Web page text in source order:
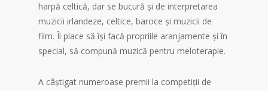
harpă celtică, dar se bucură și de interpretarea
muzicii irlandeze, celtice, baroce și muzicii de
film. Îi place să își facă propriile aranjamente și în
special, să compună muzică pentru meloterapie.
A câștigat numeroase premii la competiții de